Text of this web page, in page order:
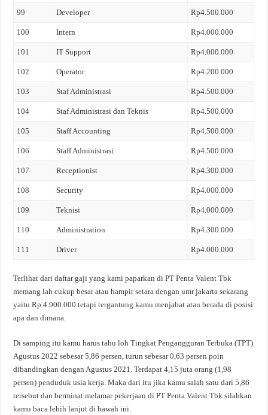
99 Developer Rp4.500.000
100 Intern Rp4.000.000
101 IT Support Rp4.000.000
102 Operator Rp4.200.000
103 Staf Administrasi Rp4.500.000
104 Staf Administrasi dan Teknis Rp4.500.000
105 Staff Accounting Rp4.500.000
106 Staff Administrasi Rp4.500.000
107 Receptionist Rp4.300.000
108 Security Rp4.000.000
109 Teknisi Rp4.000.000
110 Administration Rp4.300.000
111 Driver Rp4.000.000
Terlihat dari daftar gaji yang kami paparkan di PT Penta Valent Tbk
memang lah cukup besar atau hampir setara dengan umr jakarta sekarang
yaitu Rp 4.900.000 tetapi tergantung kamu menjabat atau berada di posisi
apa dan dimana.
Di samping itu kamu harus tahu loh Tingkat Pengangguran Terbuka (TPT)
Agustus 2022 sebesar 5,86 persen, turun sebesar 0,63 persen poin
dibandingkan dengan Agustus 2021. Terdapat 4,15 juta orang (1,98
persen) penduduk usia kerja. Maka dari itu jika kamu salah satu dari 5,86
tersebut dan berminat melamar pekerjaan di PT Penta Valent Tbk silahkan
kamu baca lebih lanjut di bawah ini.